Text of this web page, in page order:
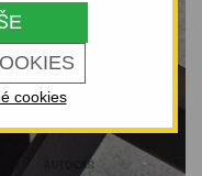
cookies